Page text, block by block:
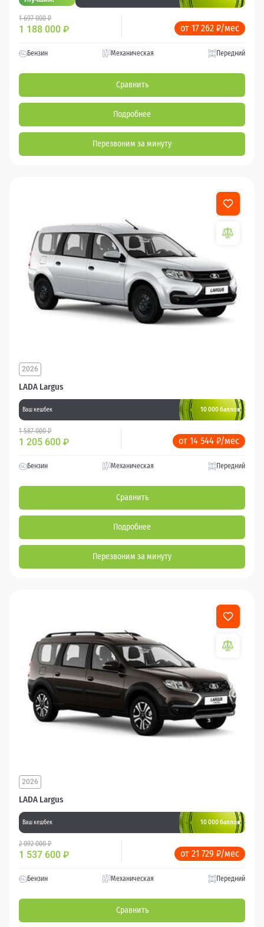
1 697 000 ₽
1 188 000 ₽ от 17 262 ₽/мес
Бензин Механическая Передний
Сравнить
Подробнее
Перезвоним за минуту
LADA Largus
2026
Ваш кешбек 10 000 баллов
1 587 000 ₽
1 205 600 ₽ от 14 544 ₽/мес
Бензин Механическая Передний
Сравнить
Подробнее
Перезвоним за минуту
LADA Largus
2026
Ваш кешбек 10 000 баллов
2 092 000 ₽
1 537 600 ₽ от 21 729 ₽/мес
Бензин Механическая Передний
Сравнить